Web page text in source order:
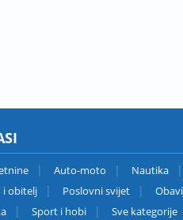
Auto-moto Nautika
i obitelj Poslovni svijet
Sport i hobi Sve kategorije